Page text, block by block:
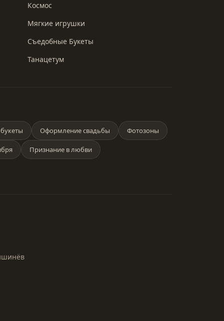
Космос
Мягкие игрушки
Съедобные Букеты
Танацетум
Оформление свадьбы Фотозоны
Признание в любви